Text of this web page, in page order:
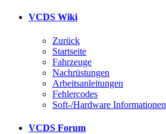
VCDS Wiki
Zurück
Startseite
Fahrzeuge
Nachrüstungen
Arbeitsanleitungen
Fehlercodes
Soft-/Hardware Informationen
VCDS Forum